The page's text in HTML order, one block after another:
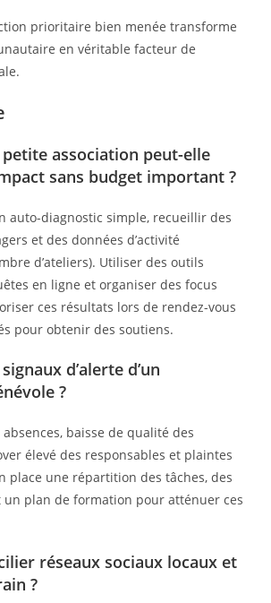
prioritaire bien menée transforme
en véritable facteur de
association peut-elle
sans budget important ?
auto-diagnostic simple, recueillir des
et des données d’activité
d’ateliers). Utiliser des outils
en ligne et organiser des focus
ces résultats lors de rendez-vous
pour obtenir des soutiens.
d’alerte d’un
?
baisse de qualité des
élevé des responsables et plaintes
place une répartition des tâches, des
un plan de formation pour atténuer ces
réseaux sociaux locaux et
?